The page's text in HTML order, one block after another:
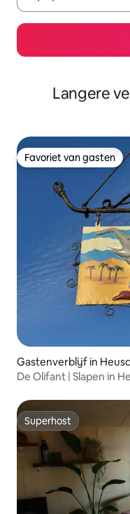
Langere
Favoriet van gasten
Favoriet van gasten
Gastenverblijf in
De Olifant | Slapen in
Superhost
Superhost